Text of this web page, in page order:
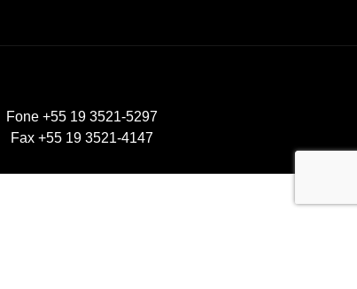
Fone +55 19 3521-5297
Fax +55 19 3521-4147